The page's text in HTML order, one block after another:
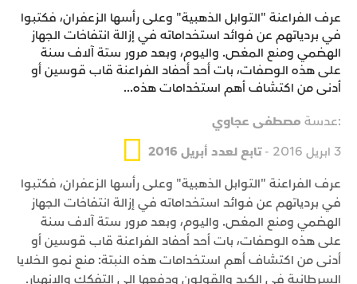
‎عرف الفراعنة "التوابل الذهبية" وعلى رأسها الزعفران، فكتبوا
في بردياتهم عن فوائد استخداماته في إزالة انتفاخات الجهاز
الهضمي ومنع المغص. واليوم، وبعد مرور ستة آلاف سنة
على هذه الوصفات، بات أحد أحفاد الفراعنة قاب قوسين أو
أدنى من اكتشاف أهم استخدامات هذه...
:عدسة
3 ابريل 2016 -
تابع لعدد أبريل 2016
‎عرف الفراعنة "التوابل الذهبية" وعلى رأسها الزعفران، فكتبوا
في بردياتهم عن فوائد استخداماته في إزالة انتفاخات الجهاز
الهضمي ومنع المغص. واليوم، وبعد مرور ستة آلاف سنة
على هذه الوصفات، بات أحد أحفاد الفراعنة قاب قوسين أو
أدنى من اكتشاف أهم استخدامات هذه النبتة: منع نمو الخلايا
السرطانية في الكبد والقولون ودفعها إلى التفكك والانهيار.